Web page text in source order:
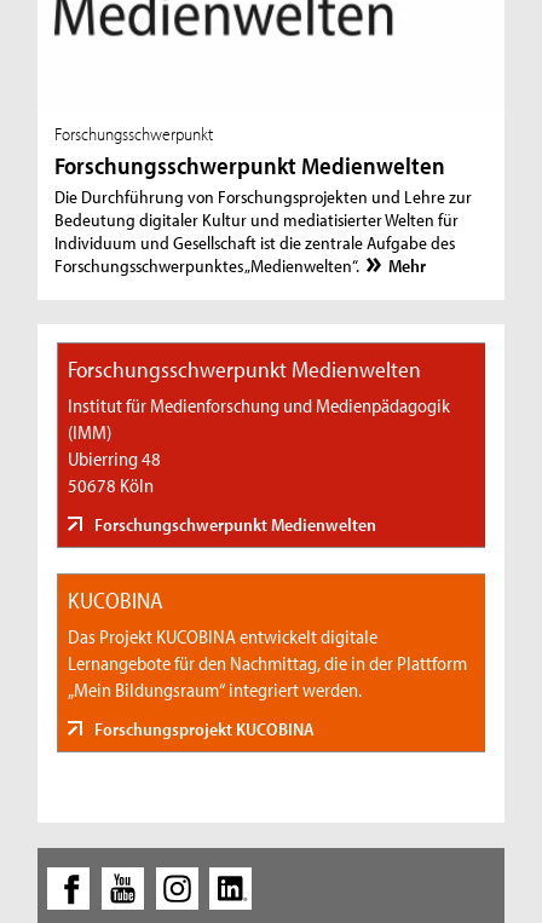
Forschungsschwerpunkt
Forschungsschwerpunkt Medienwelten
Die Durchführung von Forschungsprojekten und Lehre zur
Bedeutung digitaler Kultur und mediatisierter Welten für
Individuum und Gesellschaft ist die zentrale Aufgabe des
Forschungsschwerpunktes „Medienwelten“.
Mehr
Forschungsschwerpunkt Medienwelten
Institut für Medienforschung und Medienpädagogik
(IMM)
Ubierring 48
50678 Köln
Forschungschwerpunkt Medienwelten
KUCOBINA
Das Projekt KUCOBINA entwickelt digitale
Lernangebote für den Nachmittag, die in der Plattform
„Mein Bildungsraum“ integriert werden.
Forschungsprojekt KUCOBINA